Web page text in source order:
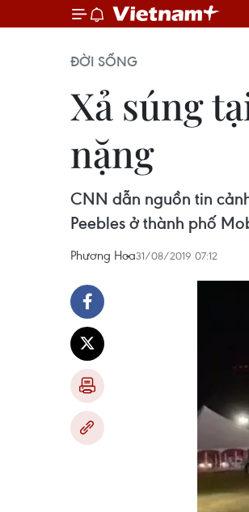
ĐỜI SỐNG
Xả súng
nặng
CNN dẫn nguồn tin
Peebles ở thành phố
Phương Hoa31/08/2019 07:12